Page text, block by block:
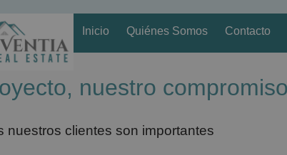
Inicio
Quiénes Somos Contacto
nuestro compromiso
nuestros clientes son importantes